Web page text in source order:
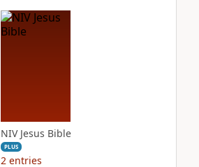
NIV Jesus Bible
PLUS
2 entries